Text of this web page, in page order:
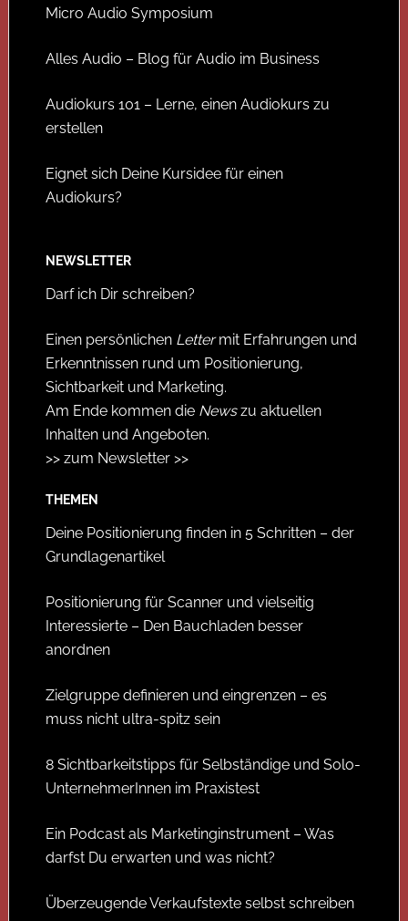
Micro Audio Symposium
Alles Audio – Blog für Audio im Business
Audiokurs 101 – Lerne, einen Audiokurs zu
erstellen
Eignet sich Deine Kursidee für einen
Audiokurs?
NEWSLETTER
Darf ich Dir schreiben?
Einen persönlichen Lettermit Erfahrungen und
Erkenntnissen rund um Positionierung,
Sichtbarkeit und Marketing.
Am Ende kommen die Newszu aktuellen
Inhalten und Angeboten.
>> zum Newsletter >>
THEMEN
Deine Positionierung finden in 5 Schritten – der
Grundlagenartikel
Positionierung für Scanner und vielseitig
Interessierte – Den Bauchladen besser
anordnen
Zielgruppe definieren und eingrenzen – es
muss nicht ultra-spitz sein
8 Sichtbarkeitstipps für Selbständige und Solo-
UnternehmerInnen im Praxistest
Ein Podcast als Marketinginstrument – Was
darfst Du erwarten und was nicht?
Überzeugende Verkaufstexte selbst schreiben